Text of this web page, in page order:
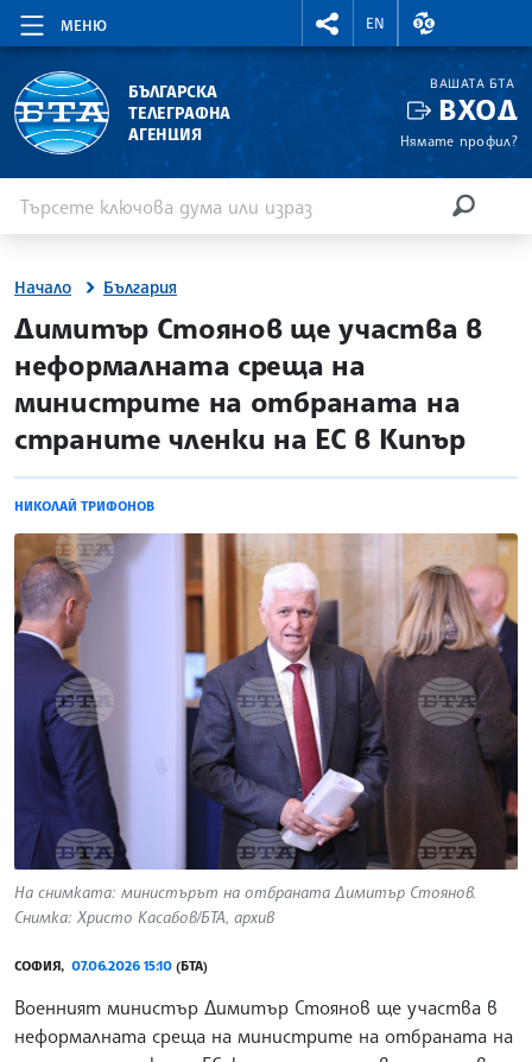
МЕНЮ
RIGHTMENU.SOCIAL
EN
ВАЛУТНИ
БЪЛГАРСКА
ТЕЛЕГРАФНА
АГЕНЦИЯ
ВАШАТА БТА
ВХОД
Нямате профил?
Начало България
site.bta
Димитър Стоянов ще участва в
неформалната среща на
министрите на отбраната на
страните членки на ЕС в Кипър
НИКОЛАЙ ТРИФОНОВ
На снимката: министърът на отбраната Димитър Стоянов.
Снимка: Христо Касабов/БТА, архив
СОФИЯ, 07.06.2026 15:10 (БТА)
Военният министър Димитър Стоянов ще участва в
неформалната среща на министрите на отбраната на